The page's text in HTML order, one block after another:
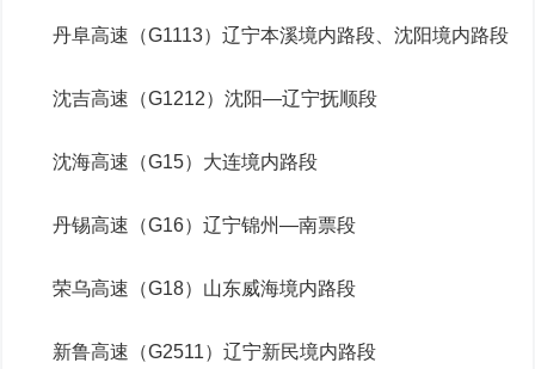
丹阜高速（G1113）辽宁本溪境内路段、沈阳境内路段
沈吉高速（G1212）沈阳—辽宁抚顺段
沈海高速（G15）大连境内路段
丹锡高速（G16）辽宁锦州—南票段
荣乌高速（G18）山东威海境内路段
新鲁高速（G2511）辽宁新民境内路段